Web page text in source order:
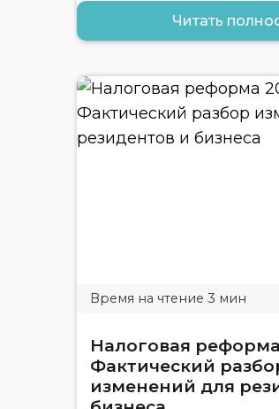
Читать
Налоговая
Фактический
изменений для